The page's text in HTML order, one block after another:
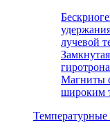
лучевой
Магниты
широким